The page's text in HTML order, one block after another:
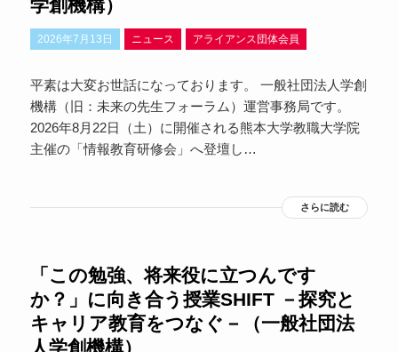
学創機構）
2026年7月13日 ニュース アライアンス団体会員
平素は大変お世話になっております。 一般社団法人学創
機構（旧：未来の先生フォーラム）運営事務局です。
2026年8月22日（土）に開催される熊本大学教職大学院
主催の「情報教育研修会」へ登壇し…
さらに読む
「この勉強、将来役に立つんです
か？」に向き合う授業SHIFT －探究と
キャリア教育をつなぐ－（一般社団法
人学創機構）